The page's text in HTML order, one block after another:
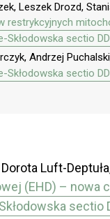
Leszek Drozd,
restrykcyjnych
Skłodowska sectio
Andrzej
Skłodowska sectio
Luft-
(EHD) – nowa
sectio